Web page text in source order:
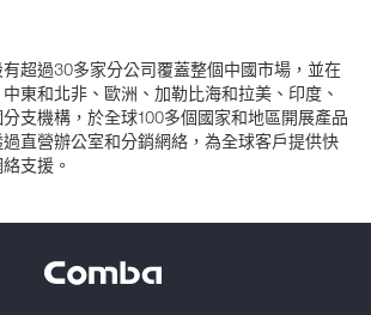
超過30多家分公司覆蓋整個中國市場，並在
東和北非、歐洲、加勒比海和拉美、印度、
支機構，於全球100多個國家和地區開展產品
直營辦公室和分銷網絡，為全球客戶提供快
支援。